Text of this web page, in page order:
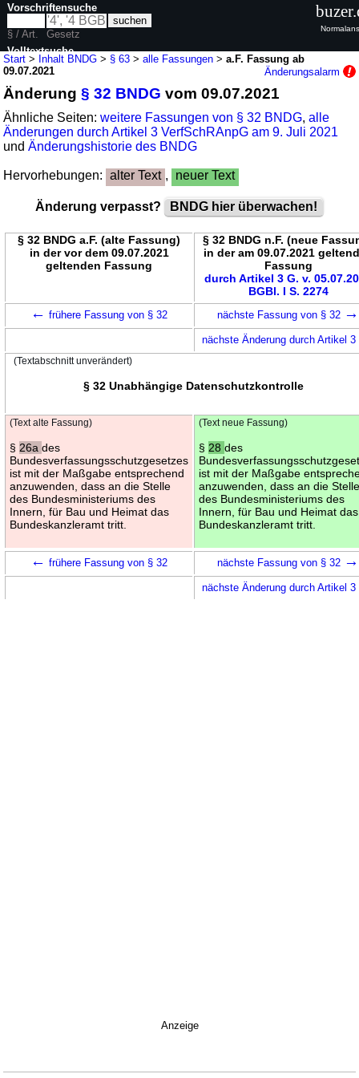
Start > Inhalt BNDG > § 63 >alle Fassungen >a.F. Fassung ab
09.07.2021
Änderungsalarm
Änderung§ 32 BNDG vom 09.07.2021
Ähnliche Seiten:weitere Fassungen von § 32 BNDG,alle
Änderungen durch Artikel 3 VerfSchRAnpG am 9. Juli 2021
undÄnderungshistorie des BNDG
Hervorhebungen: alter Text , neuer Text
Änderung verpasst? BNDG hier überwachen!
§ 32 BNDG a.F. (alte Fassung)
in der vor dem 09.07.2021
geltenden Fassung
§ 32 BNDG n.F. (neue
in der am 09.07.2021
Fassung
durch Artikel 3 G. v.
BGBl. I S. 2274
← frühere Fassung von § 32 nächste Fassung von § 32 →
nächste Änderung durch Artikel 3
(Textabschnitt unverändert)
§ 32 Unabhängige Datenschutzkontrolle
(Text alte Fassung)
§ 26ades
Bundesverfassungsschutzgesetzes
ist mit der Maßgabe entsprechend
anzuwenden, dass an die Stelle
des Bundesministeriums des
Innern, für Bau und Heimat das
Bundeskanzleramt tritt.
(Text neue Fassung)
§ 28des
ist mit der Maßgabe
anzuwenden, dass an die
des Bundesministeriums des
Innern, für Bau und Heimat das
Bundeskanzleramt tritt.
← frühere Fassung von § 32 nächste Fassung von § 32 →
nächste Änderung durch Artikel 3
Vorschriftensuche
§ / Art.
Gesetz
Volltextsuche
Anzeige